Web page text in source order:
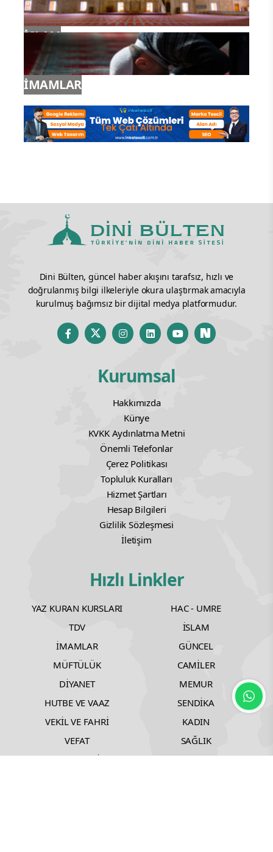
İSLAM
İMAMLAR
Dini Bülten, güncel haber akışını tarafsız, hızlı ve
doğrulanmış bilgi ilkeleriyle okura ulaştırmak amacıyla
kurulmuş bağımsız bir dijital medya platformudur.
Kurumsal
Hakkımızda
Künye
KVKK Aydınlatma Metni
Önemli Telefonlar
Çerez Politikası
Topluluk Kuralları
Hizmet Şartları
Hesap Bilgileri
Gizlilik Sözleşmesi
İletişim
Hızlı Linkler
YAZ KURAN KURSLARI
HAC - UMRE
TDV
İSLAM
İMAMLAR
GÜNCEL
MÜFTÜLÜK
CAMİLER
DİYANET
MEMUR
HUTBE VE VAAZ
SENDİKA
VEKİL VE FAHRİ
KADIN
VEFAT
SAĞLIK
TEKNOLOJİ
SINAVLAR